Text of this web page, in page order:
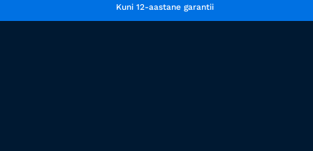
Kuni 12-aastane garantii